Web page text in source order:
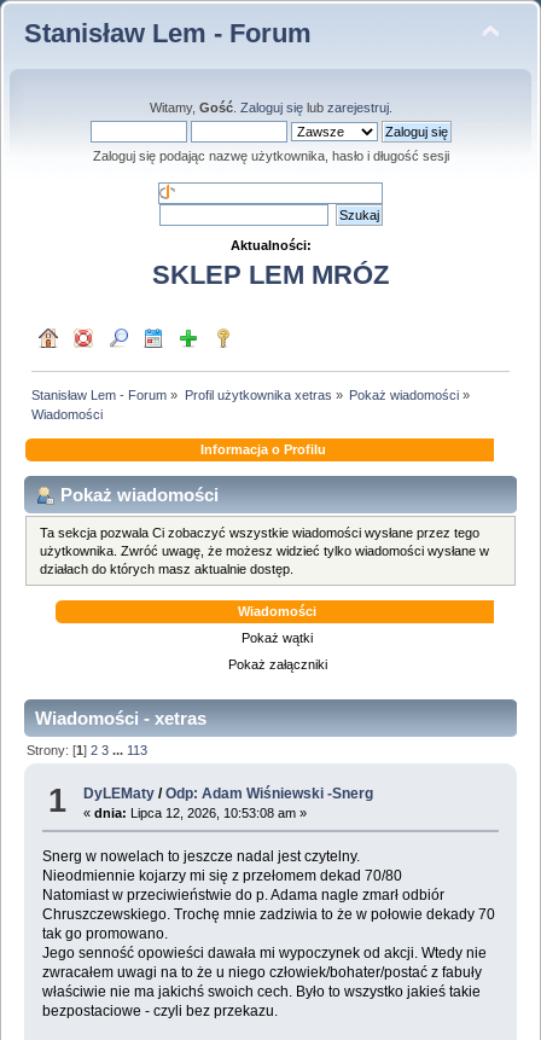
Stanisław Lem - Forum
Witamy, Gość. Zaloguj sięlub zarejestruj.
Zaloguj się podając nazwę użytkownika, hasło i długość sesji
Aktualności:
SKLEP LEM MRÓZ
Stanisław Lem - Forum » Profil użytkownika xetras » Pokaż wiadomości»
Wiadomości
Informacja o Profilu
Pokaż wiadomości
Ta sekcja pozwala Ci zobaczyć wszystkie wiadomości wysłane przez tego
użytkownika. Zwróć uwagę, że możesz widzieć tylko wiadomości wysłane w
działach do których masz aktualnie dostęp.
Wiadomości
Pokaż wątki
Pokaż załączniki
Wiadomości - xetras
Strony: [1]2 3 ... 113
1 DyLEMaty /Odp: Adam Wiśniewski -Snerg
«dnia: Lipca 12, 2026, 10:53:08 am »
Snerg w nowelach to jeszcze nadal jest czytelny.
Nieodmiennie kojarzy mi się z przełomem dekad 70/80
Natomiast w przeciwieństwie do p. Adama nagle zmarł odbiór
Chruszczewskiego. Trochę mnie zadziwia to że w połowie dekady 70
tak go promowano.
Jego senność opowieści dawała mi wypoczynek od akcji. Wtedy nie
zwracałem uwagi na to że u niego człowiek/bohater/postać z fabuły
właściwie nie ma jakichś swoich cech. Było to wszystko jakieś takie
bezpostaciowe - czyli bez przekazu.